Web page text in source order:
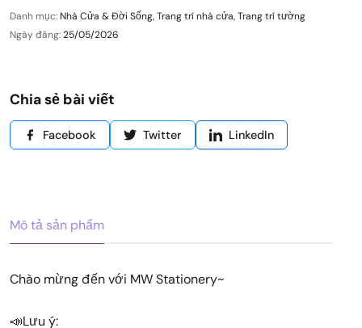
Danh mục: Nhà Cửa & Đời Sống,Trang trí nhà cửa,Trang trí tường
Ngày đăng:25/05/2026
Chia sẻ bài viết
Facebook Twitter LinkedIn
Mô tả sản phẩm
Chào mừng đến với MW Stationery~
📣Lưu ý: